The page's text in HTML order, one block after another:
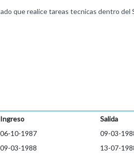
que realice tareas tecnicas dentro del
Ingreso Salida
06-10-1987 09-03-
09-03-1988 13-07-